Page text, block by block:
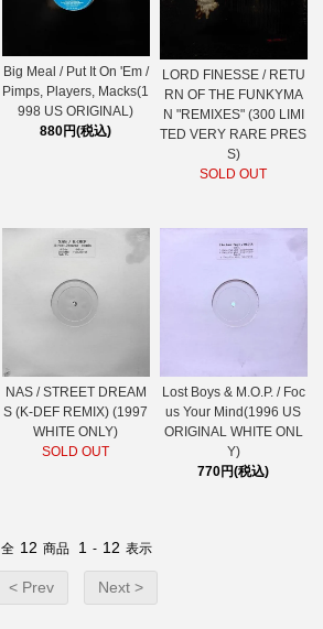
Big Meal / Put It On 'Em /
Pimps, Players, Macks(1
998 US ORIGINAL)
880円(税込)
LORD FINESSE / RETU
RN OF THE FUNKYMA
N "REMIXES" (300 LIMI
TED VERY RARE PRES
S)
SOLD OUT
NAS / STREET DREAM
S (K-DEF REMIX) (1997
WHITE ONLY)
SOLD OUT
Lost Boys & M.O.P. / Foc
us Your Mind(1996 US
ORIGINAL WHITE ONL
Y)
770円(税込)
全 12 商品 1 - 12 表示
< Prev Next >